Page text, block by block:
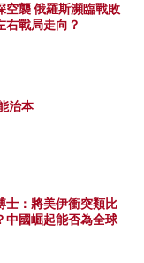
空襲 俄羅斯瀕臨戰敗
右戰局走向？
治本
士：將美伊衝突類比
中國崛起能否為全球